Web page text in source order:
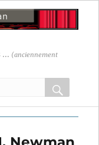
(anciennement
OK